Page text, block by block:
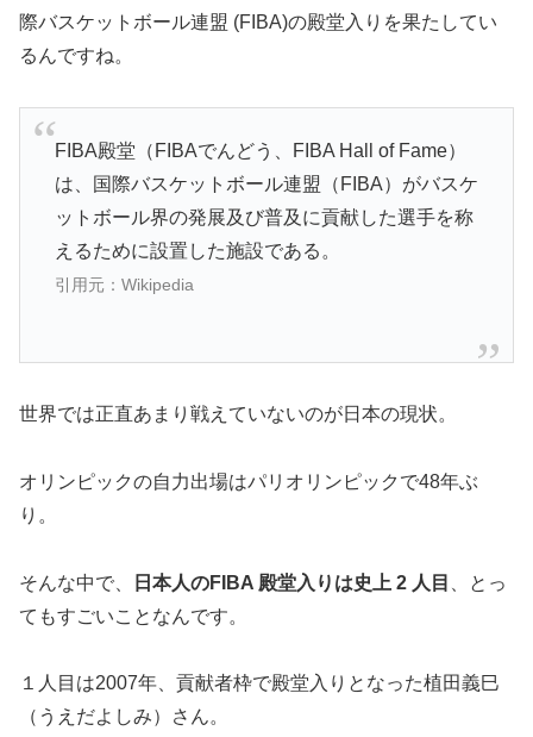
際バスケットボール連盟 (FIBA)の殿堂入りを果たしてい
るんですね。
FIBA殿堂（FIBAでんどう、FIBA Hall of Fame）
は、国際バスケットボール連盟（FIBA）がバスケ
ットボール界の発展及び普及に貢献した選手を称
えるために設置した施設である。
引用元：Wikipedia
世界では正直あまり戦えていないのが日本の現状。
オリンピックの自力出場はパリオリンピックで48年ぶ
り。
そんな中で、 日本人のFIBA 殿堂入りは史上 2 人目
、とっ
てもすごいことなんです。
１人目は2007年、貢献者枠で殿堂入りとなった植田義巳
（うえだよしみ）さん。